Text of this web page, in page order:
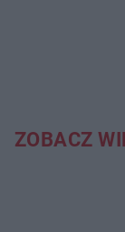
ZOBACZ